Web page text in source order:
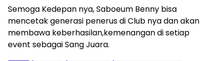
Semoga Kedepan nya, Saboeum Benny bisa
mencetak generasi penerus di Club nya dan akan
membawa keberhasilan,kemenangan di setiap
event sebagai Sang Juara.